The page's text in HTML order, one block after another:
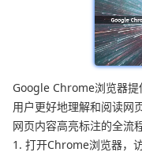
Google Chrome浏览器提
用户更好地理解和阅读网
网页内容高亮标注的全流
1. 打开Chrome浏览器，